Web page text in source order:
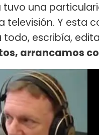
tuvo una
Y esta
escribía,
arrancamos